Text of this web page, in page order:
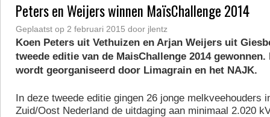
Peters en Weijers winnen MaïsChallenge 2014
Geplaatst op 2 februari 2015 door jlentz
Koen Peters uit Vethuizen en Arjan Weijers uit
tweede editie van de MaisChallenge 2014 gewonnen.
wordt georganiseerd door Limagrain en het NAJK.
In deze tweede editie gingen 26 jonge melkveehouders
Zuid/Oost Nederland de uitdaging aan minimaal 2.020